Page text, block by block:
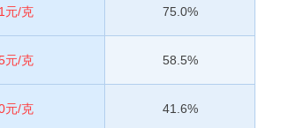
元/克 75.0%
元/克 58.5%
元/克 41.6%